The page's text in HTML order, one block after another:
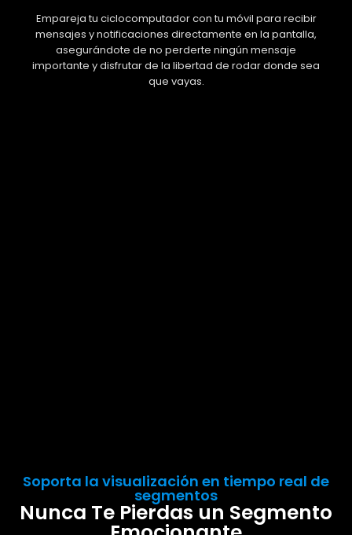
Empareja tu ciclocomputador con tu móvil para recibir
mensajes y notificaciones directamente en la pantalla,
asegurándote de no perderte ningún mensaje
importante y disfrutar de la libertad de rodar donde sea
que vayas.
Soporta la visualización en tiempo real de
segmentos
Nunca Te Pierdas un Segmento